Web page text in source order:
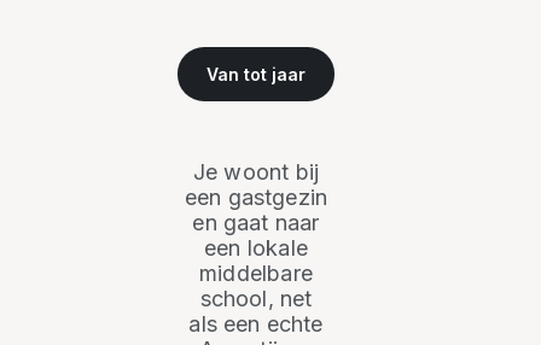
Van tot jaar
Je woont bij
een gastgezin
en gaat naar
een lokale
middelbare
school, net
als een echte